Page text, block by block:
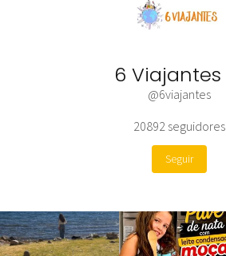
6 Viajantes
@6viajantes
20892 seguidores
Seguir